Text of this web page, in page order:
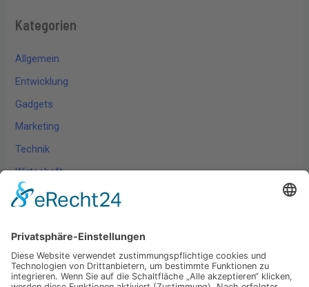
Kategorien
Allgemein
Entwicklung
Gadgets
Marketing
Technik
Wirtschaft
Wissen
Schlagwörter